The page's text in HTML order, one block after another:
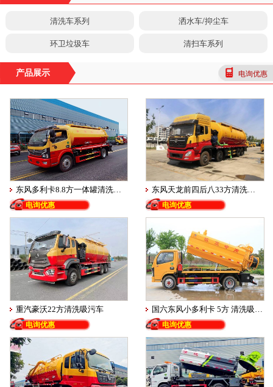
清洗车系列
洒水车/抑尘车
环卫垃圾车
清扫车系列
产品展示 电询优惠
东风多利卡8.8方一体罐清洗吸污车
电询优惠
东风天龙前四后八33方清洗吸污车
电询优惠
重汽豪沃22方清洗吸污车
电询优惠 电询优惠